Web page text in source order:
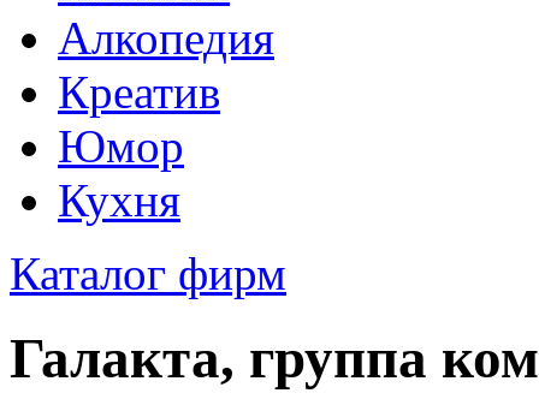
Алкопедия
Креатив
Юмор
Кухня
Каталог фирм
Галакта, группа